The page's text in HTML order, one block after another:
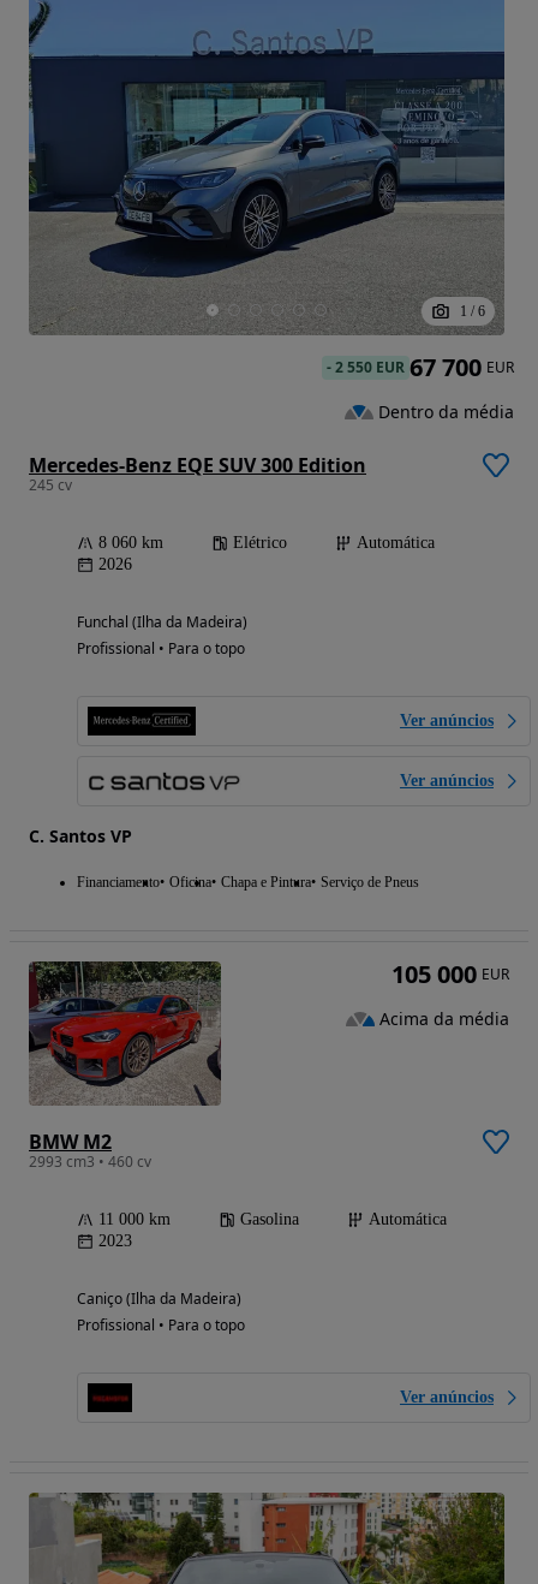
1 / 6
Mercedes-Benz EQE SUV 300 Edition
245 cv
8 060 km Elétrico
Automática
2026
Funchal (Ilha da Madeira)
Profissional • Para o topo
Ver anúncios
Ver anúncios
C. Santos VP
Financiamento Oficina Chapa e Pintura Serviço de Pneus
-2 550 EUR 67 700 EUR
Dentro da média
BMW M2
2993 cm3 • 460 cv
11 000 km Gasolina
Automática
2023
Caniço (Ilha da Madeira)
Profissional • Para o topo
Ver anúncios
105 000 EUR
Acima da média